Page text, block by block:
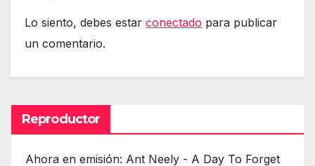
Lo siento, debes estar conectado para publicar
un comentario.
Reproductor
Ahora en emisión: Ant Neely - A Day To Forget